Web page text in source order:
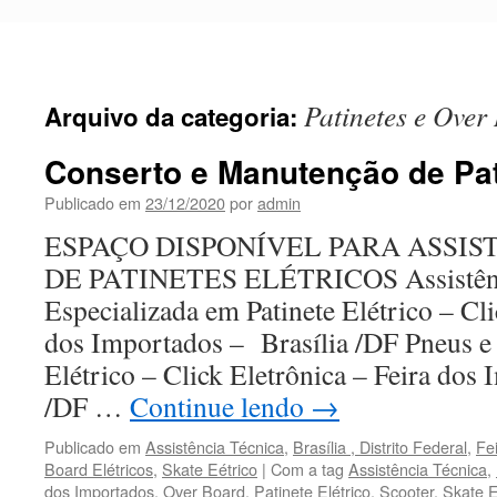
Arquivo da categoria: Patinetes e
Conserto e Manutenção de
Publicado em 23/12/2020poradmin
ESPAÇO DISPONÍVEL PARA
DE PATINETES ELÉTRICOS
Especializada em Patinete Elétrico –
dos Importados – Brasília /DF Pneus
Elétrico – Click Eletrônica – Feira
/DF … Continue lendo →
Publicado em Assistência Técnica, Brasília , Distrito Federal,
Board Elétricos, Skate Eétrico | Com a tag Assistência Técnica,
dos Importados, Over Board, Patinete Elétrico, Scooter, Skate